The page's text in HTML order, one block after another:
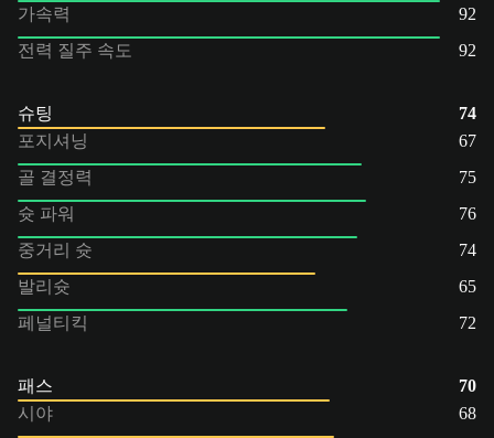
가속력
92
전력 질주 속도
92
슈팅
74
포지셔닝
67
골 결정력
75
슛 파워
76
중거리 슛
74
발리슛
65
페널티킥
72
패스
70
시야
68